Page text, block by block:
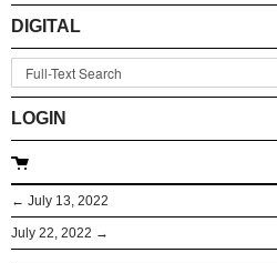
DIGITAL
LOGIN
← July 13, 2022
July 22, 2022 →